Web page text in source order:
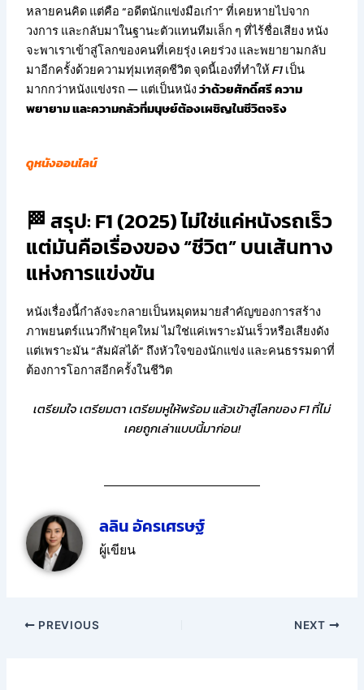
หลายคนคิด แต่คือ “อดีตนักแข่งมือเก๋า” ที่เคยหายไปจาก
วงการ และกลับมาในฐานะตัวแทนทีมเล็ก ๆ ที่ไร้ชื่อเสียง หนัง
จะพาเราเข้าสู่โลกของคนที่เคยรุ่ง เคยร่วง และพยายามกลับ
มาอีกครั้งด้วยความทุ่มเทสุดชีวิต จุดนี้เองที่ทำให้F1เป็น
มากกว่าหนังแข่งรถ — แต่เป็นหนังว่าด้วยศักดิ์ศรี ความ
พยายาม และความกลัวที่มนุษย์ต้องเผชิญในชีวิตจริง
ดูหนังออนไลน์
🏁 สรุป: F1 (2025) ไม่ใช่แค่หนังรถเร็ว
แต่มันคือเรื่องของ “ชีวิต” บนเส้นทาง
แห่งการแข่งขัน
หนังเรื่องนี้กำลังจะกลายเป็นหมุดหมายสำคัญของการสร้าง
ภาพยนตร์แนวกีฬายุคใหม่ ไม่ใช่แค่เพราะมันเร็วหรือเสียงดัง
แต่เพราะมัน “สัมผัสได้” ถึงหัวใจของนักแข่ง และคนธรรมดาที่
ต้องการโอกาสอีกครั้งในชีวิต
เตรียมใจ เตรียมตา เตรียมหูให้พร้อม แล้วเข้าสู่โลกของ F1 ที่ไม่
เคยถูกเล่าแบบนี้มาก่อน!
ลลิน อัครเศรษฐ์
ผู้เขียน
PREVIOUS NEXT